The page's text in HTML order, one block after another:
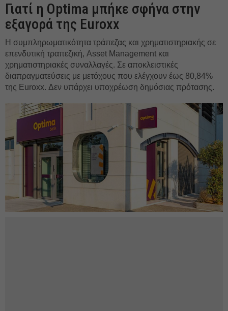
Γιατί η Optima μπήκε σφήνα στην
εξαγορά της Euroxx
Η συμπληρωματικότητα τράπεζας και χρηματιστηριακής σε
επενδυτική τραπεζική, Asset Management και
χρηματιστηριακές συναλλαγές. Σε αποκλειστικές
διαπραγματεύσεις με μετόχους που ελέγχουν έως 80,84%
της Euroxx. Δεν υπάρχει υποχρέωση δημόσιας πρότασης.